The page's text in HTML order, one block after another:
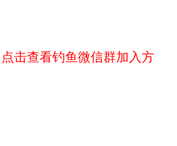
击查看钓鱼微信群加入方